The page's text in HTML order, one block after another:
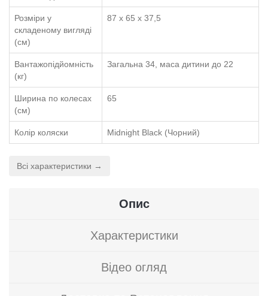
Розміри у
складеному вигляді
(см)
87 x 65 x 37,5
Вантажопідйомність
(кг)
Загальна 34, маса дитини до 22
Ширина по колесах
(см)
65
Колір коляски Midnight Black (Чорний)
Всі характеристики →
Опис
Характеристики
Відео огляд